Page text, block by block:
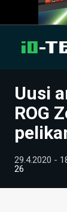
UUTISET
ARTIKKELIT
VIDEOT
Uusi
ROG
29.4.2020 -
26